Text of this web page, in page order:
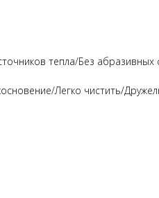
тепла/Без
Легко чистить/